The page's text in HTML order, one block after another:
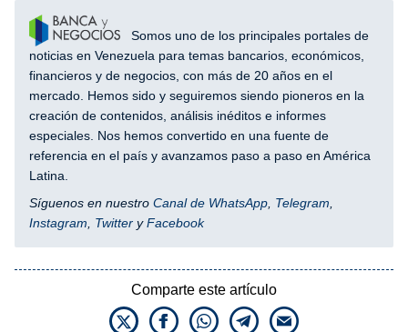
Somos uno de los principales portales de
noticias en Venezuela para temas bancarios, económicos,
financieros y de negocios, con más de 20 años en el
mercado. Hemos sido y seguiremos siendo pioneros en la
creación de contenidos, análisis inéditos e informes
especiales. Nos hemos convertido en una fuente de
referencia en el país y avanzamos paso a paso en América
Latina.
Síguenos en nuestro Canal de WhatsApp, Telegram,
Instagram, Twitter yFacebook
Comparte este artículo